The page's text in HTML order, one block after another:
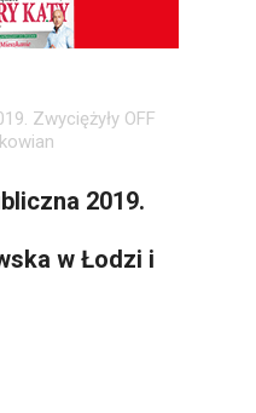
Zwyciężyły OFF
2019.
w Łodzi i